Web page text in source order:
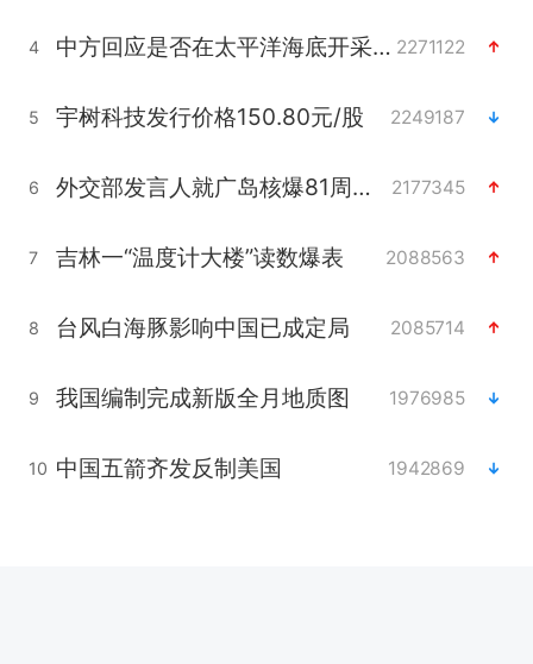
4 中方回应是否在太平洋海底开采稀土 2271122
5 宇树科技发行价格150.80元/股 2249187
6 外交部发言人就广岛核爆81周年等答记者问 2177345
7 吉林一“温度计大楼”读数爆表 2088563
8 台风白海豚影响中国已成定局 2085714
9 我国编制完成新版全月地质图 1976985
10 中国五箭齐发反制美国 1942869